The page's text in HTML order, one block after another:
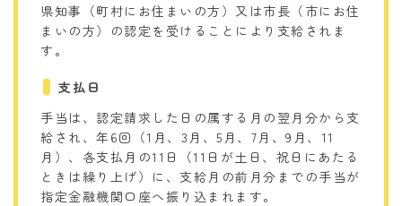
県知事（町村にお住まいの方）又は市長（市にお住
まいの方）の認定を受けることにより支給されま
す。
支払日
手当は、認定請求した日の属する月の翌月分から支
給され、年6回（1月、3月、5月、7月、9月、11
月）、各支払月の11日（11日が土日、祝日にあたる
ときは繰り上げ）に、支給月の前月分までの手当が
指定金融機関口座へ振り込まれます。